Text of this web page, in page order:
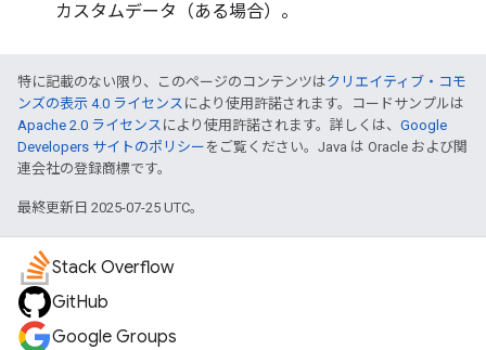
カスタムデータ（ある場合）。
特に記載のない限り、このページのコンテンツはクリエイティブ・コモ
ンズの表示 4.0 ライセンス により使用許諾されます。コードサンプルは
Apache 2.0 ライセンス により使用許諾されます。詳しくは、 Google
Developers サイトのポリシー をご覧ください。Java は Oracle および関
連会社の登録商標です。
最終更新日 2025-07-25 UTC。
Stack Overflow
GitHub
Google Groups